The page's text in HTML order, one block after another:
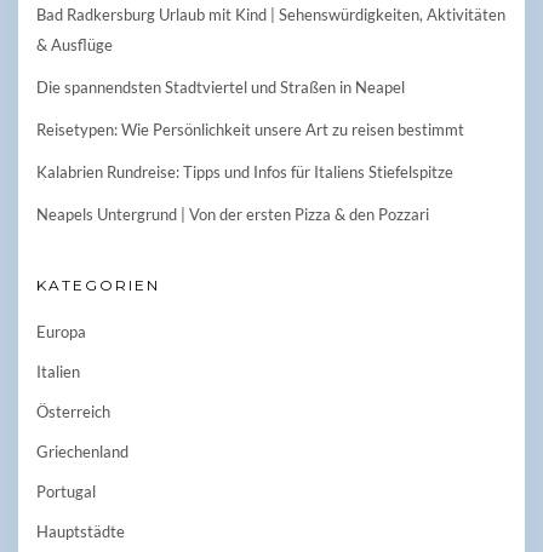
Bad Radkersburg Urlaub mit Kind | Sehenswürdigkeiten, Aktivitäten
& Ausflüge
Die spannendsten Stadtviertel und Straßen in Neapel
Reisetypen: Wie Persönlichkeit unsere Art zu reisen bestimmt
Kalabrien Rundreise: Tipps und Infos für Italiens Stiefelspitze
Neapels Untergrund | Von der ersten Pizza & den Pozzari
KATEGORIEN
Europa
Italien
Österreich
Griechenland
Portugal
Hauptstädte